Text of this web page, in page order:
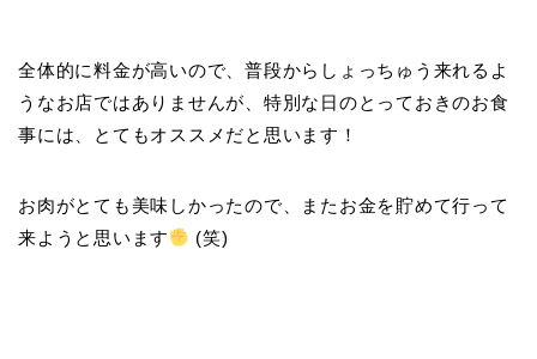
全体的に料金が高いので、普段からしょっちゅう来れるよ
うなお店ではありませんが、特別な日のとっておきのお食
事には、とてもオススメだと思います！
お肉がとても美味しかったので、またお金を貯めて行って
来ようと思います
(笑)